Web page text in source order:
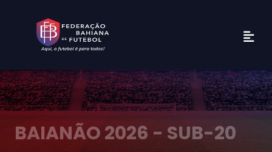
BAIANÃO 2026 - SUB-20